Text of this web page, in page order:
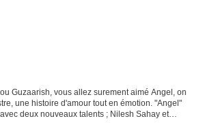
Guzaarish, vous allez surement aimé Angel, on
une histoire d'amour tout en émotion. "Angel"
deux nouveaux talents ; Nilesh Sahay et